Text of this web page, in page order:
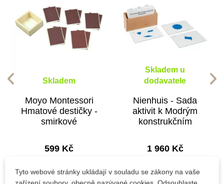
Skladem
Moyo Montessori
Hmatové destičky -
smirkové
599 Kč
Přidat do košíku
Skladem u
dodavatele
Nienhuis - Sada
aktivit k Modrým
konstrukčním
anglickém jazyce
1 960 Kč
Přidat do košíku
Tyto webové stránky ukládají v souladu se zákony na vaše